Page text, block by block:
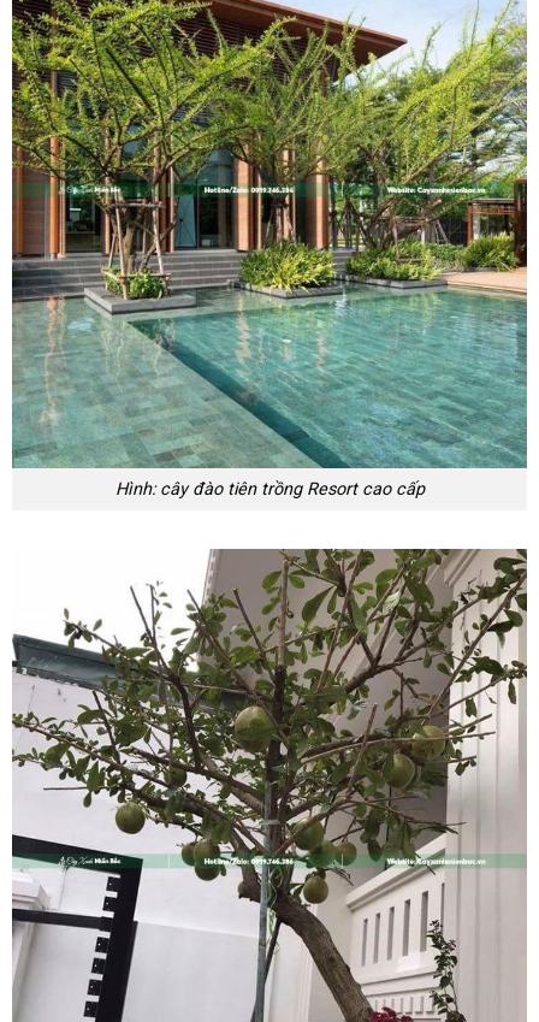
Hình: cây đào tiên trồng Resort cao cấp